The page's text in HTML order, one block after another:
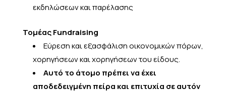
εκδηλώσεων και παρέλασης
Τομέας Fundraising
Εύρεση και εξασφάλιση οικονομικών πόρων,
χορηγήσεων και χορηγήσεων του είδους.
Αυτό το άτομο πρέπει να έχει
αποδεδειγμένη πείρα και επιτυχία σε αυτόν